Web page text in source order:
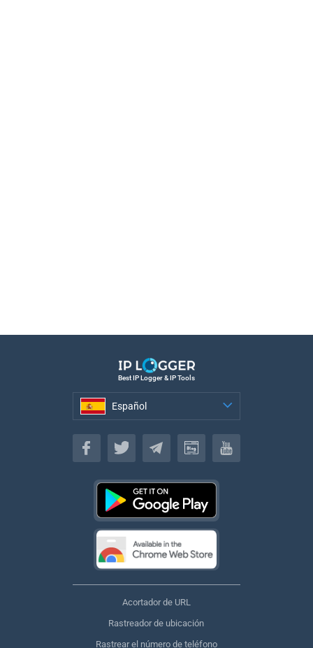
Best IP Logger & IP Tools
Español
Español
Acortador de URL
Rastreador de ubicación
Rastrear el número de teléfono